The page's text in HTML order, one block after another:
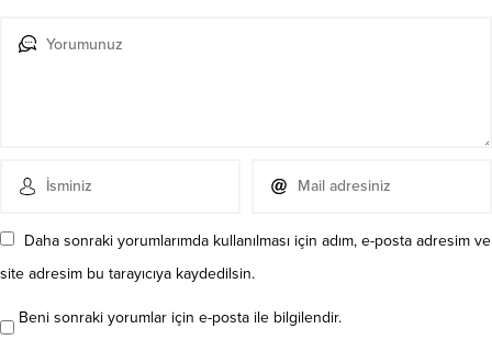
Daha sonraki yorumlarımda kullanılması için adım, e-posta adresim ve
site adresim bu tarayıcıya kaydedilsin.
Beni sonraki yorumlar için e-posta ile bilgilendir.